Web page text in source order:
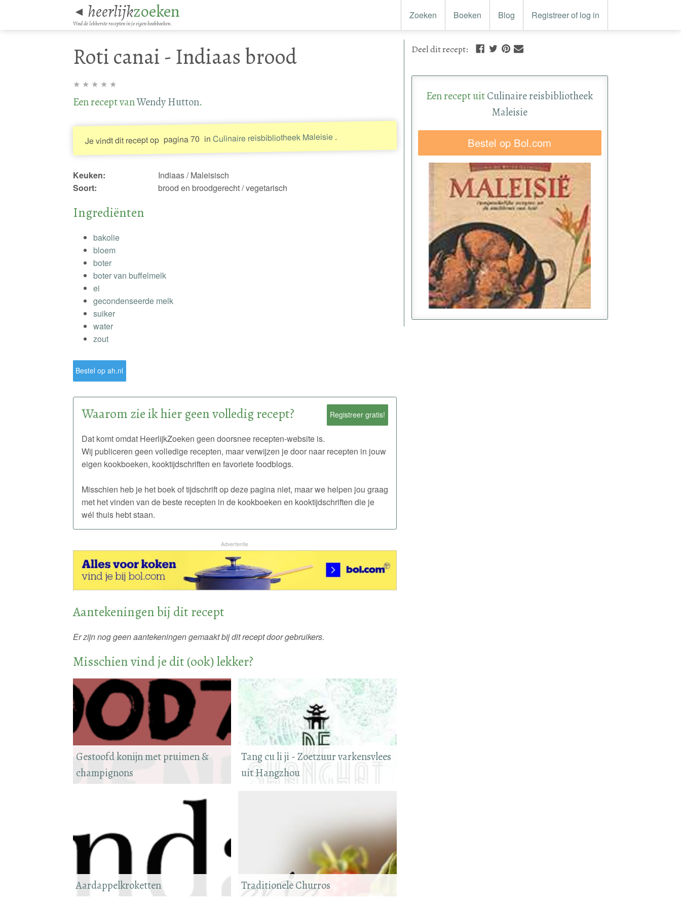
◄ heerlijkzoeken
Vind de lekkerste recepten in je eigen kookboeken.
Zoeken Boeken Blog Registreer of log in
Roti canai - Indiaas brood
★ ★ ★ ★ ★
Een recept vanWendy Hutton.
Je vindt dit recept op pagina 70 in Culinaire reisbibliotheek Maleisie .
Keuken:
Indiaas / Maleisisch
Soort:
brood en broodgerecht / vegetarisch
Ingrediënten
bakolie
bloem
boter
boter van buffelmelk
ei
gecondenseerde melk
suiker
water
zout
Bestel op ah.nl
Registreer gratis!
Waarom zie ik hier geen volledig recept?
Dat komt omdat HeerlijkZoeken geen doorsnee recepten-website is.
Wij publiceren geen volledige recepten, maar verwijzen je door naar recepten in jouw
eigen kookboeken, kooktijdschriften en favoriete foodblogs.
Misschien heb je het boek of tijdschrift op deze pagina niet, maar we helpen jou graag
met het vinden van de beste recepten in de kookboeken en kooktijdschriften die je
wél thuis hebt staan.
Advertentie
Aantekeningen bij dit recept
Er zijn nog geen aantekeningen gemaakt bij dit recept door gebruikers.
Misschien vind je dit (ook) lekker?
Tang cu li ji - Zoetzuur varkensvlees
uit Hangzhou
Gestoofd konijn met pruimen &
champignons
Traditionele Churros
Aardappelkroketten
Deeldit recept:
Een recept uitCulinaire reisbibliotheek
Maleisie
Bestel op Bol.com